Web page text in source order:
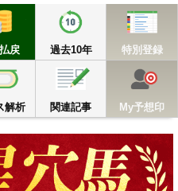
結果払戻
戻
過去10年
過去10年
特別登録
コース解析
解析
関連記事
関連記事 My予想印